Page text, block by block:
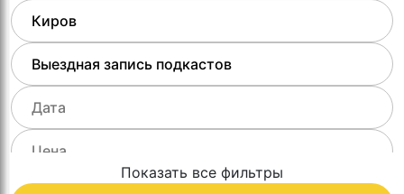
Показать все фильтры